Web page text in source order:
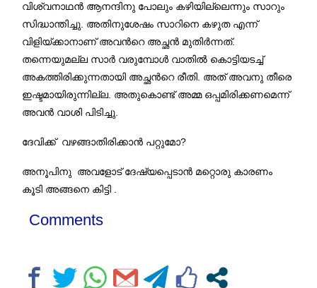
വിശ്വനാഥന്‍ ആനന്ദിനു പോലും കഴിയില്ലെന്നും സാറും
സിദ്ധാന്തിച്ചു അതിനുശേഷം സാറിനെ കഴുത എന്ന്
വിളിയ്ക്കാനാണ് അവന്‍റെ അച്ഛന്‍ മുതിര്‍ന്നത്.
തന്നെയുമല്ല സാര്‍ വരുമ്പോള്‍ വാതില്‍ കൊട്ടിയടച്ച്
അകത്തിരിക്കുന്നതായി അച്ഛന്‍റെ രീതി അത് അവനു തീരെ
ഇഷ്ടമായിരുന്നില്ല അതുകൊണ്ട് അമ്മ ഒപ്പമിരിക്കണമെന്ന്
അവന്‍ വാശി പിടിച്ചു
ദേവിക്ക് വഴങ്ങാതിരിക്കാന്‍ പറ്റുമോ?
അനൂപിനു അവളോട് ദേഷ്യപ്പെടാന്‍ മറ്റൊരു കാരണം
കൂടി അങ്ങനെ കിട്ടി
Comments